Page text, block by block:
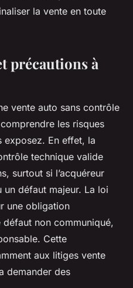
la vente en toute
précautions à
vente auto sans contrôle
les risques
exposez. En effet, la
technique valide
surtout si l’acquéreur
défaut majeur. La loi
une obligation
non communiqué,
Cette
aux litiges vente
demander des